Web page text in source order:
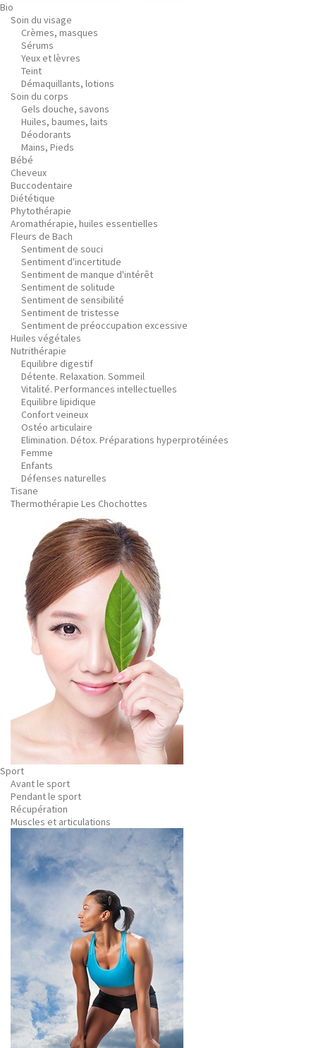
Bio
Soin du visage
Crèmes, masques
Sérums
Yeux et lèvres
Teint
Démaquillants, lotions
Soin du corps
Gels douche, savons
Huiles, baumes, laits
Déodorants
Mains, Pieds
Bébé
Cheveux
Buccodentaire
Diététique
Phytothérapie
Aromathérapie, huiles essentielles
Fleurs de Bach
Sentiment de souci
Sentiment d'incertitude
Sentiment de manque d'intérêt
Sentiment de solitude
Sentiment de sensibilité
Sentiment de tristesse
Sentiment de préoccupation excessive
Huiles végétales
Nutrithérapie
Equilibre digestif
Détente. Relaxation. Sommeil
Vitalité. Performances intellectuelles
Equilibre lipidique
Confort veineux
Ostéo articulaire
Elimination. Détox. Préparations hyperprotéinées
Femme
Enfants
Défenses naturelles
Tisane
Thermothérapie Les Chochottes
Sport
Avant le sport
Pendant le sport
Récupération
Muscles et articulations